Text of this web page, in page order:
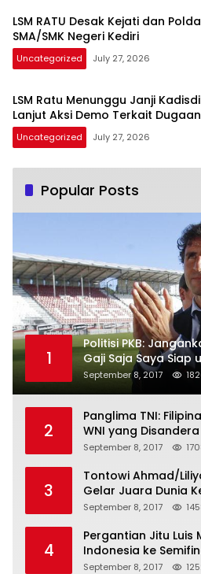
LSM RATU Desak Kejati dan
SMA/SMK Negeri Kediri
Uncategorized July 27, 2026
LSM Ratu Menunggu Janji
Lanjut Aksi Demo Terkait
Uncategorized July 27, 2026
Popular Posts
1
Politisi PKB:
Gaji Saja Saya Siap
September 8, 2017
2
Panglima TNI:
WNI yang
September 8, 2017
3
Tontowi Ahmad/
Gelar Juara Dunia
September 8, 2017
4
Pergantian Jitu Luis
Indonesia ke
September 8, 2017